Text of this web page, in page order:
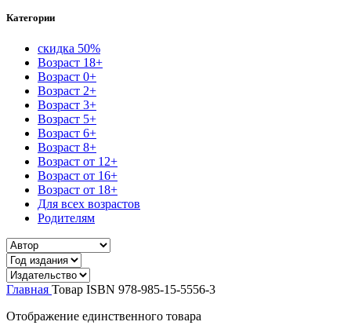
Категории
скидка 50%
Возраст 18+
Возраст 0+
Возраст 2+
Возраст 3+
Возраст 5+
Возраст 6+
Возраст 8+
Возраст от 12+
Возраст от 16+
Возраст от 18+
Для всех возрастов
Родителям
Главная Товар ISBN 978-985-15-5556-3
Отображение единственного товара